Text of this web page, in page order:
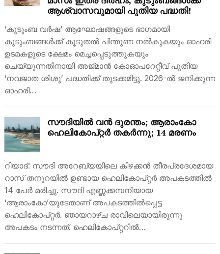
ആശ്വാസവുമായി പുതിയ പദ്ധതി!
‘കുടുംബ വർഷ’ ആഘോഷങ്ങളുടെ ഭാഗമായി
കുടുംബങ്ങൾക്ക് കൂടുതൽ പിന്തുണ നൽകുകയും ഓഹരി
ഉടമകളുടെ ക്ഷേമം മെച്ചപ്പെടുത്തുകയും
ചെയ്യുന്നതിനായി അജ്മാൻ കോഓപറേറ്റീവ് പുതിയ
‘നവജാത ശിശു’ പദ്ധതിക്ക് തുടക്കമിട്ടു. 2026-ൽ ജനിക്കുന്ന
ഓഹരി…
സൗദിയിൽ വൻ ദുരന്തം; ആരാംകോ
ഹെലികോപ്റ്റർ തകർന്നു; 14 മരണം
റിയാദ്: സൗദി അറേബ്യയിലെ കിഴക്കൻ തീരപ്രദേശമായ
റാസ് തനൂറയിൽ ഉണ്ടായ ഹെലികോപ്റ്റർ അപകടത്തിൽ
14 പേർ മരിച്ചു. സൗദി എണ്ണക്കമ്പനിയായ
‘ആരാംകോ’യുടേതാണ് അപകടത്തിൽപ്പെട്ട
ഹെലികോപ്റ്റർ. ഞായറാഴ്ച രാവിലെയായിരുന്നു
അപകടം നടന്നത്. ഹെലികോപ്റ്ററിൽ…